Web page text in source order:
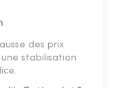
des prix
stabilisation